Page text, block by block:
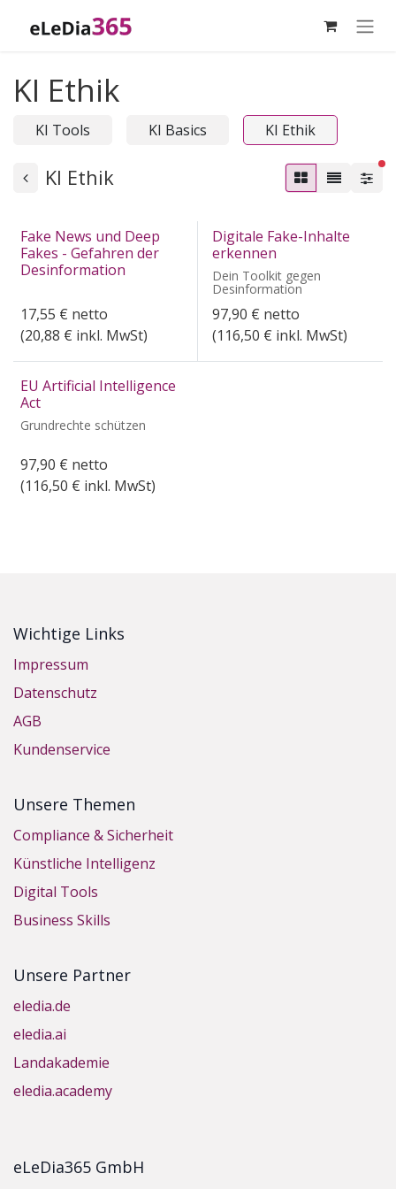
KI Ethik
KI Tools KI Basics KI Ethik
KI Ethik
Fake News und Deep
Fakes - Gefahren der
Desinformation
17,55 € netto
(20,88 € inkl. MwSt)
Digitale Fake-Inhalte
erkennen
Dein Toolkit gegen
Desinformation
97,90 € netto
(116,50 € inkl. MwSt)
EU Artificial Intelligence
Act
Grundrechte schützen
97,90 € netto
(116,50 € inkl. MwSt)
Wichtige Links
Impressum
Datenschutz
AGB
Kundenservice
Unsere Themen
Compliance & Sicherheit
Künstliche Intelligenz
Digital Tools
Business Skills
Unsere Partner
eledia.de
eledia.ai
Landakademie
eledia.academy
eLeDia365 GmbH